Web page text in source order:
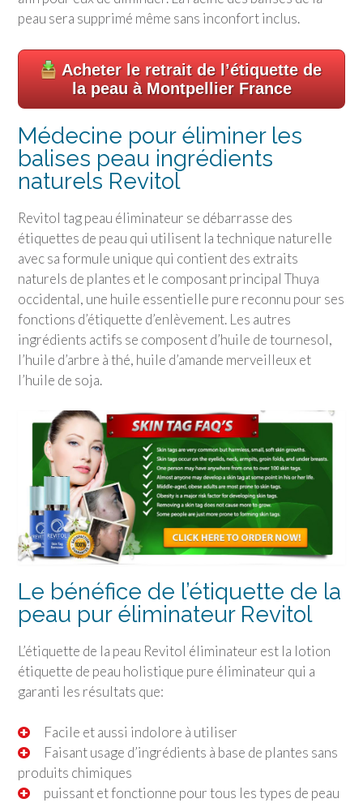
peau sera supprimé même sans inconfort inclus.
Acheter le retrait de l’étiquette de
la peau à Montpellier France
Médecine pour éliminer les
balises peau ingrédients
naturels Revitol
Revitol tag peau éliminateur se débarrasse des
étiquettes de peau qui utilisent la technique naturelle
avec sa formule unique qui contient des extraits
naturels de plantes et le composant principal Thuya
occidental, une huile essentielle pure reconnu pour ses
fonctions d’étiquette d’enlèvement. Les autres
ingrédients actifs se composent d’huile de tournesol,
l’huile d’arbre à thé, huile d’amande merveilleux et
l’huile de soja.
Le bénéfice de l’étiquette de la
peau pur éliminateur Revitol
L’étiquette de la peau Revitol éliminateur est la lotion
étiquette de peau holistique pure éliminateur qui a
garanti les résultats que:
Facile et aussi indolore à utiliser
Faisant usage d’ingrédients à base de plantes sans
produits chimiques
puissant et fonctionne pour tous les types de peau